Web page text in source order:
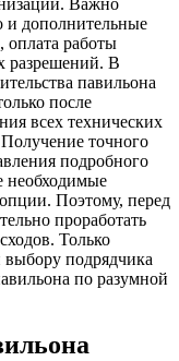
Важно
и дополнительные
оплата работы
разрешений. В
павильона
после
всех технических
точного
подробного
необходимые
Поэтому, перед
проработать
Только
подрядчика
по разумной